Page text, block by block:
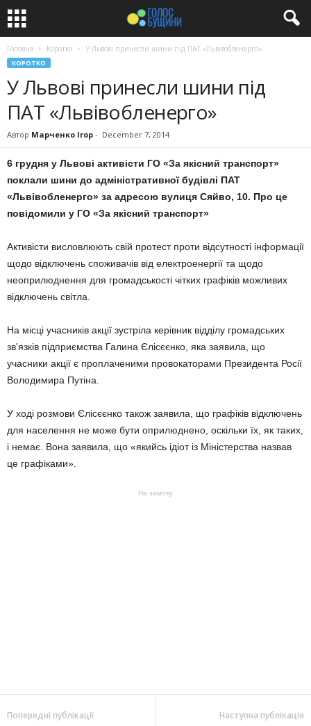
Головна Коротко У Львові принесли шини під ПАТ «Львівобленерго»
КОРОТКО
У Львові принесли шини під
ПАТ «Львівобленерго»
Автор Марченко Ігор - December 7, 2014
6 грудня у Львові активісти ГО «За якісний транспорт»
поклали шини до адміністративної будівлі ПАТ
«Львівобленерго» за адресою вулиця Сяйво, 10. Про це
повідомили у ГО «За якісний транспорт»
Активісти висловлюють свій протест проти відсутності інформації
щодо відключень споживачів від електроенергії та щодо
неоприлюднення для громадськості чітких графіків можливих
відключень світла.
На місці учасників акції зустріла керівник відділу громадських
зв'язків підприємства Галина Єлісєєнко, яка заявила, що
учасники акції є проплаченими провокаторами Президента Росії
Володимира Путіна.
У ході розмови Єлісєєнко також заявила, що графіків відключень
для населення не може бути оприлюднено, оскільки їх, як таких,
і немає. Вона заявила, що «якийсь ідіот із Міністерства назвав
це графіками».
На замітку
Попередні публікації Наступна публікація